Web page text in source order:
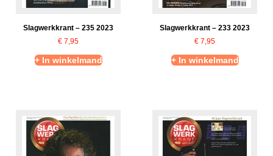
Slagwerkkrant – 235 2023
€ 7,95
+ In winkelmand
Slagwerkkrant – 233 2023
€ 7,95
+ In winkelmand